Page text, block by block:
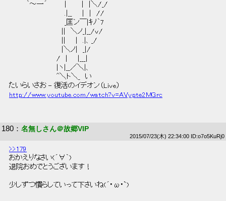
｀～一´　　　 |　　　|　|＼/_/
.|__　　|　|　//
_匡ン￣|ｷﾉ｀7
||　＼ノ_|__/v/
||　　|　.|、_/
|＼ノ|　_|/
/　|　　|___|
|ヽ|__／＼|、
^＼ト＼_　い
たいらいさお - 復活のイデオン（Live）
http://www.youtube.com/watch?v=AVypte2MGrc
180 ： 名無しさん＠故郷VIP
2015/07/23(木) 22:34:00 ID:o7o5KuRj0
>>179
おかえりなさい(´∀｀)
退院おめでとうございます！
少しずつ慣らしていって下さいね(´･ω･`)